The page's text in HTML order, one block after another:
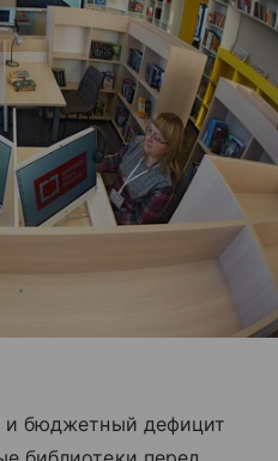
и бюджетный дефицит